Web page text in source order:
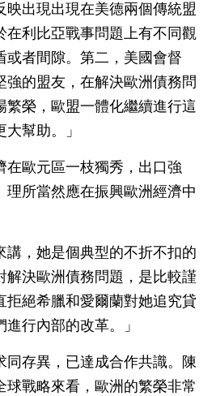
映出現出現在美德兩個傳統盟
在利比亞戰事問題上有不同觀
或者間隙。第二，美國會督
強的盟友，在解決歐洲債務問
繁榮，歐盟一體化繼續進行這
幫助。」
在歐元區一枝獨秀，出口強
理所當然應在振興歐洲經濟中
講，她是個典型的不折不扣的
解決歐洲債務問題，是比較謹
拒絕希臘和愛爾蘭對她追究貸
行內部的改革。」
同存異，已達成合作共識。陳
球戰略來看，歐洲的繁榮非常